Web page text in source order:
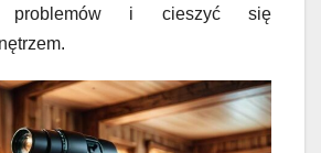
problemów i cieszyć się